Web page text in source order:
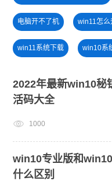
电脑开不了机 win11怎么
win11系统下载 win10系
win11最低硬件要求
笔记本蓝屏怎么重装系统
2022年最新win10秘
活码大全
1000
win10专业版和
什么区别